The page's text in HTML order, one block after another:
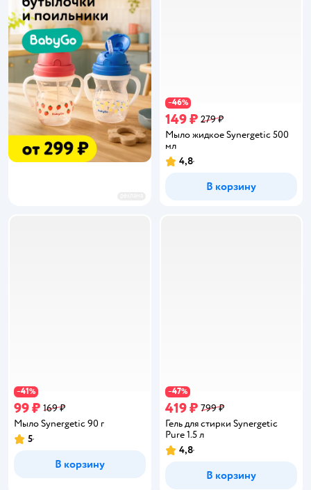
−46%
149 ₽ 279 ₽
Мыло жидкое Synergetic 500
мл
Рейтинг:
4,8
В корзину
−41%
99 ₽ 169 ₽
Мыло Synergetic 90 г
Рейтинг:
5
В корзину
−47%
419 ₽ 799 ₽
Гель для стирки Synergetic
Pure 1.5 л
Рейтинг:
4,8
В корзину